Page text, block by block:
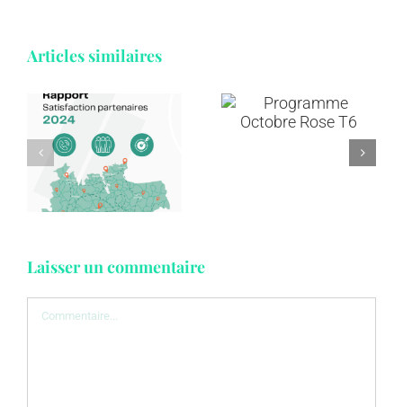
Articles similaires
Programme
Octobre
Rose T6
Annuaire et
ressources
Laisser un commentaire
Commentaire